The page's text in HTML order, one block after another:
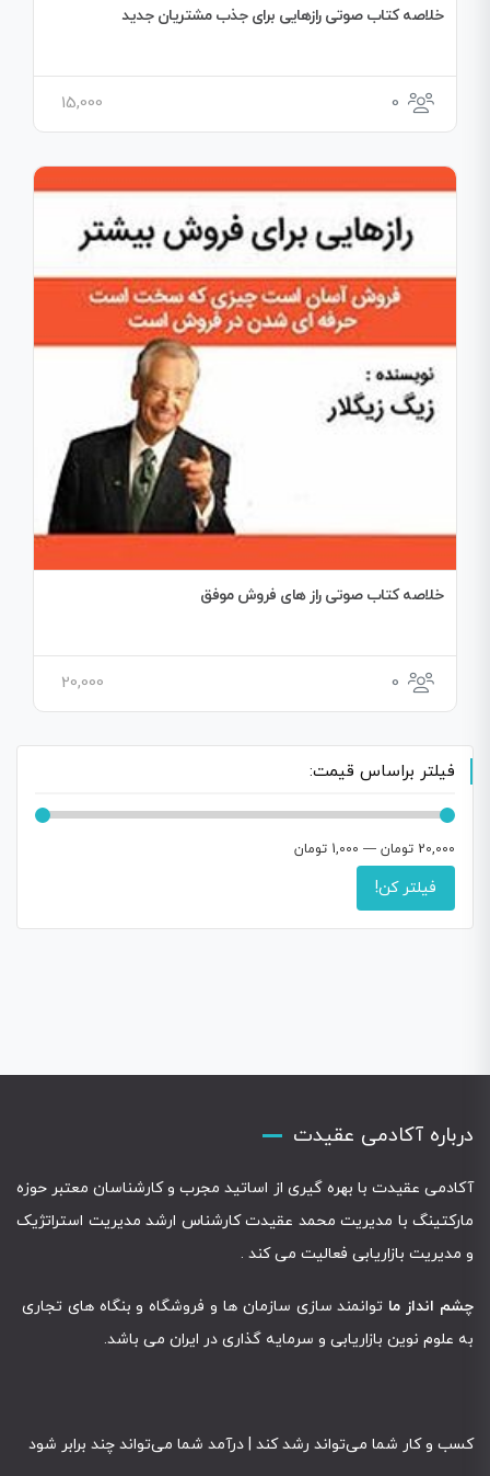
خلاصه کتاب صوتی رازهایی برای جذب مشتریان جدید
0
15,000
خلاصه کتاب صوتی راز های فروش موفق
0
20,000
فیلتر براساس قیمت:
20,000 تومان — 1,000 تومان
فیلتر کن!
درباره آکادمی عقیدت
آکادمی عقیدت با بهره گیری از اساتید مجرب و کارشناسان معتبر حوزه
مارکتینگ با مدیریت محمد عقیدت کارشناس ارشد مدیریت استراتژیک
و مدیریت بازاریابی فعالیت می کند .
چشم انداز ما توانمند سازی سازمان ها و فروشگاه و بنگاه های تجاری
به علوم نوین بازاریابی و سرمایه گذاری در ایران می باشد.
کسب و کار شما می‌تواند رشد کند | درآمد شما می‌تواند چند برابر شود